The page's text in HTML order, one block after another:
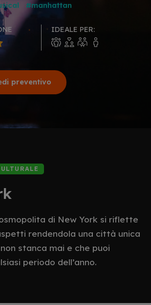
#manhattan
di New York si riflette
rendendola una città unica
stanca mai e che puoi
periodo dell’anno.
IDEALE PER:
preventivo